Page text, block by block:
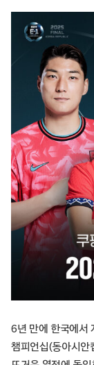
6년 만에 한국에서
챔피언십(동아시안